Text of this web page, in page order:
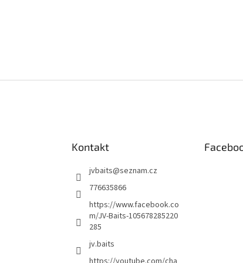
Kontakt
jvbaits@seznam.cz
776635866
https://www.facebook.co
m/JV-Baits-105678285220
285
jv.baits